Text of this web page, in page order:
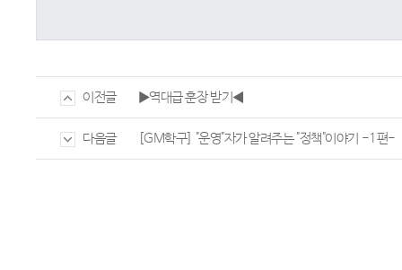
이전글 ▶역대급 훈장 받기◀
다음글 [GM학구] "운영"자가 알려주는 "정책"이야기 -1편-